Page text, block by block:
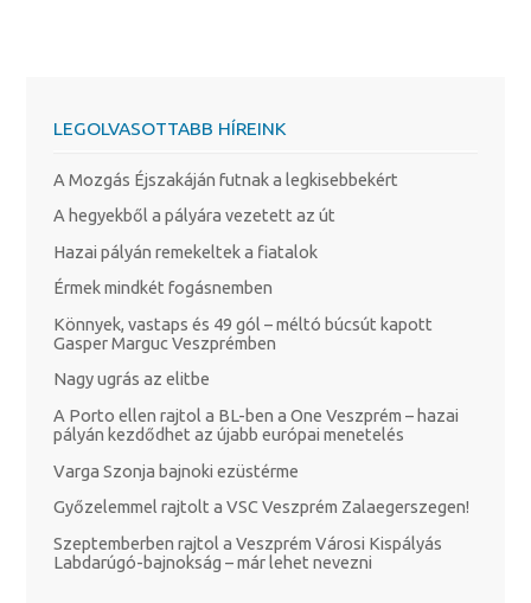
LEGOLVASOTTABB HÍREINK
A Mozgás Éjszakáján futnak a legkisebbekért
A hegyekből a pályára vezetett az út
Hazai pályán remekeltek a fiatalok
Érmek mindkét fogásnemben
Könnyek, vastaps és 49 gól – méltó búcsút kapott
Gasper Marguc Veszprémben
Nagy ugrás az elitbe
A Porto ellen rajtol a BL-ben a One Veszprém – hazai
pályán kezdődhet az újabb európai menetelés
Varga Szonja bajnoki ezüstérme
Győzelemmel rajtolt a VSC Veszprém Zalaegerszegen!
Szeptemberben rajtol a Veszprém Városi Kispályás
Labdarúgó-bajnokság – már lehet nevezni